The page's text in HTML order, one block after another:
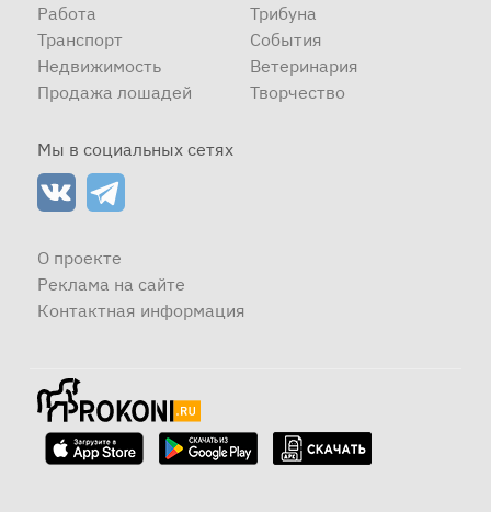
Работа
Транспорт
Недвижимость
Продажа лошадей
Трибуна
События
Ветеринария
Творчество
Мы в социальных сетях
О проекте
Реклама на сайте
Контактная информация